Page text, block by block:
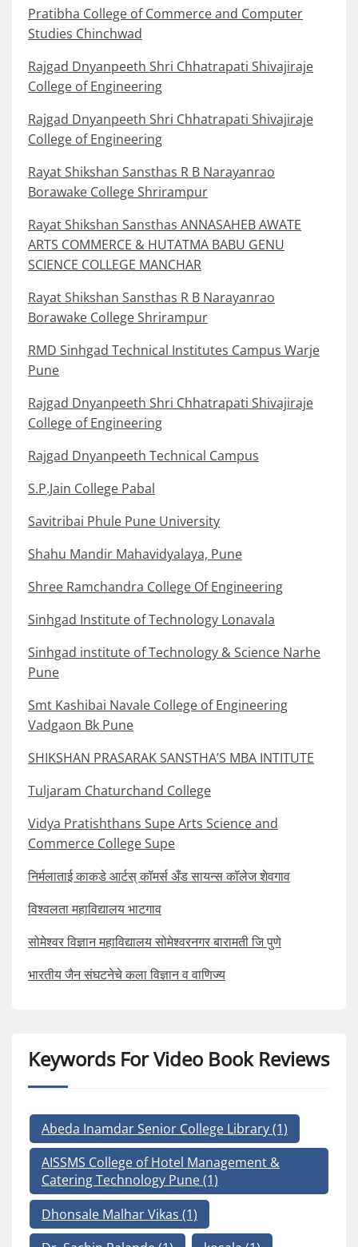
Pratibha College of Commerce and Computer
Studies Chinchwad
Rajgad Dnyanpeeth Shri Chhatrapati Shivajiraje
College of Engineering
Rajgad Dnyanpeeth Shri Chhatrapati Shivajiraje
College of Engineering
Rayat Shikshan Sansthas R B Narayanrao
Borawake College Shrirampur
Rayat Shikshan Sansthas ANNASAHEB AWATE
ARTS COMMERCE & HUTATMA BABU GENU
SCIENCE COLLEGE MANCHAR
Rayat Shikshan Sansthas R B Narayanrao
Borawake College Shrirampur
RMD Sinhgad Technical Institutes Campus Warje
Pune
Rajgad Dnyanpeeth Shri Chhatrapati Shivajiraje
College of Engineering
Rajgad Dnyanpeeth Technical Campus
S.P.Jain College Pabal
Savitribai Phule Pune University
Shahu Mandir Mahavidyalaya, Pune
Shree Ramchandra College Of Engineering
Sinhgad Institute of Technology Lonavala
Sinhgad institute of Technology & Science Narhe
Pune
Smt Kashibai Navale College of Engineering
Vadgaon Bk Pune
SHIKSHAN PRASARAK SANSTHA’S MBA INTITUTE
Tuljaram Chaturchand College
Vidya Pratishthans Supe Arts Science and
Commerce College Supe
निर्मलाताई काकडे आर्टस् कॉमर्स अँड सायन्स कॉलेज शेवगाव
विश्वलता महाविद्यालय भाटगाव
सोमेश्वर विज्ञान महाविद्यालय सोमेश्वरनगर बारामती जि पुणे
भारतीय जैन संघटनेचे कला विज्ञान व वाणिज्य
Keywords For Video Book Reviews
Abeda Inamdar Senior College Library(1)
AISSMS College of Hotel Management &
Catering Technology Pune(1)
Dhonsale Malhar Vikas (1)